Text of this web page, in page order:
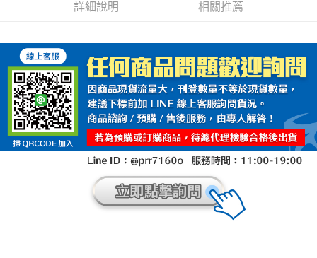
全家取貨付款(安全帽一頂以上請選宅配)
每筆NT$60，滿NT$1,000(含以上)免運費
7-11取貨付款(安全帽一頂以上請選宅配)
每筆NT$60，滿NT$1,000(含以上)免運費
宅配
每筆NT$100，滿NT$1,000(含以上)免運費
詳細說明 相關推薦